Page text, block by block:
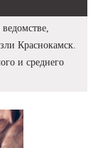
Краснокамск.
и среднего